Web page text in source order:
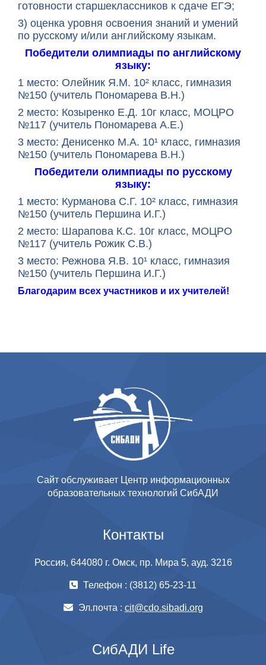
готовности старшеклассников к сдаче ЕГЭ;
3) оценка уровня освоения знаний и умений
по русскому и/или английскому языкам.
Победители олимпиады по английскому
языку:
1 место: Олейник Я.М. 10² класс, гимназия
№150 (учитель Пономарева В.Н.)
2 место: Козыренко Е.Д. 10г класс, МОЦРО
№117 (учитель Пономарева А.Е.)
3 место: Денисенко М.А. 10¹ класс, гимназия
№150 (учитель Пономарева В.Н.)
Победители олимпиады по русскому
языку:
1 место: Курманова С.Г. 10² класс, гимназия
№150 (учитель Першина И.Г.)
2 место: Шарапова К.С. 10г класс, МОЦРО
№117 (учитель Рожик С.В.)
3 место: Режнова Я.В. 10¹ класс, гимназия
№150 (учитель Першина И.Г.)
Благодарим всех участников и их учителей!
Сайт обслуживает Центр информационных
образовательных технологий СибАДИ
Контакты
Россия, 644080 г. Омск, пр. Мира 5, ауд. 3216
Телефон : (3812) 65-23-11
Эл.почта : cit@cdo.sibadi.org
СибАДИ Life